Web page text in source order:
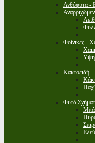
Ανθόφυτα -
Φοίνικες -
Κακτοειδή
Φυτά